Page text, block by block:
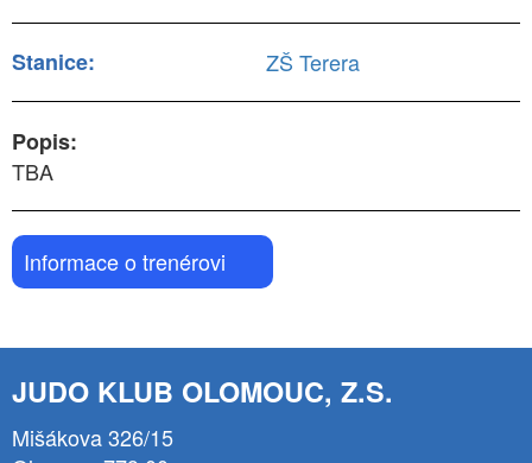
Stanice: ZŠ Terera
Popis:
TBA
Informace o trenérovi
JUDO KLUB OLOMOUC, Z.S.
Mišákova 326/15